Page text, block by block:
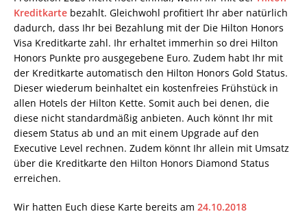
Kreditkarte bezahlt. Gleichwohl profitiert Ihr aber natürlich
dadurch, dass Ihr bei Bezahlung mit der Die Hilton Honors
Visa Kreditkarte zahl. Ihr erhaltet immerhin so drei Hilton
Honors Punkte pro ausgegebene Euro. Zudem habt Ihr mit
der Kreditkarte automatisch den Hilton Honors Gold Status.
Dieser wiederum beinhaltet ein kostenfreies Frühstück in
allen Hotels der Hilton Kette. Somit auch bei denen, die
diese nicht standardmäßig anbieten. Auch könnt Ihr mit
diesem Status ab und an mit einem Upgrade auf den
Executive Level rechnen. Zudem könnt Ihr allein mit Umsatz
über die Kreditkarte den Hilton Honors Diamond Status
erreichen.
Wir hatten Euch diese Karte bereits am 24.10.2018